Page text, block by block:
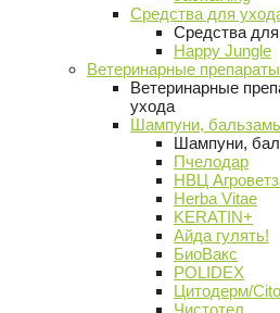
Средства для
Средства
Happy Jungle
Ветеринарные
Ветеринарные
ухода
Шампуни,
Шампуни,
Пчелодар
НВЦ
Herba Vitae
KERATIN+
Айда гулять!
БиоВакс
POLIDEX
Цитодерм/
Чистотел